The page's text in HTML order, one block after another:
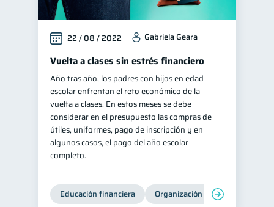
22 / 08 / 2022 Gabriela Geara
Vuelta a clases sin estrés financiero
Año tras año, los padres con hijos en edad
escolar enfrentan el reto económico de la
vuelta a clases. En estos meses se debe
considerar en el presupuesto las compras de
útiles, uniformes, pago de inscripción y en
algunos casos, el pago del año escolar
completo.
Educación financiera Organización Financiera